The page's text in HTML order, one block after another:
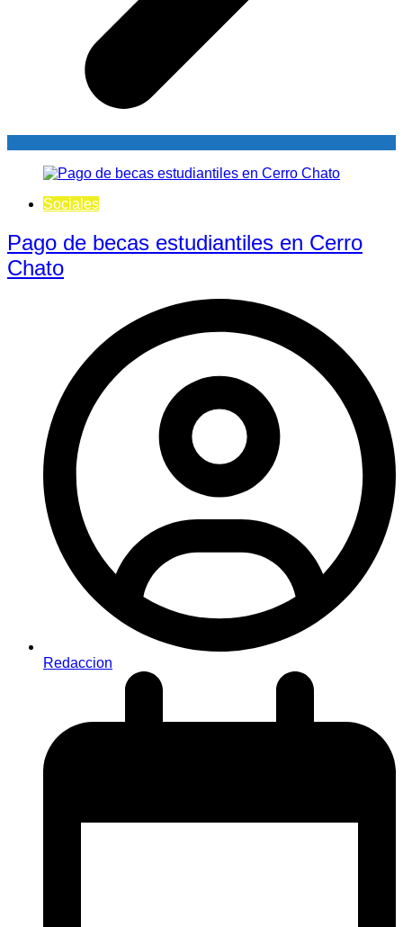
Sociales
Pago de becas estudiantiles en Cerro
Chato
Redaccion